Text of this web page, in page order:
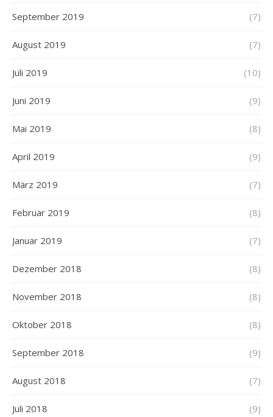
September 2019 (7)
August 2019 (7)
Juli 2019 (10)
Juni 2019 (9)
Mai 2019 (8)
April 2019 (9)
März 2019 (7)
Februar 2019 (8)
Januar 2019 (7)
Dezember 2018 (8)
November 2018 (8)
Oktober 2018 (8)
September 2018 (9)
August 2018 (7)
Juli 2018 (9)